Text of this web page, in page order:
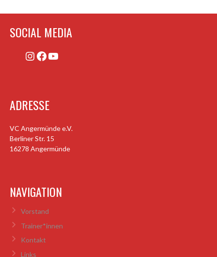
SOCIAL MEDIA
Instagram
Facebook
YouTube
ADRESSE
VC Angermünde e.V.
Berliner Str. 15
16278 Angermünde
NAVIGATION
Vorstand
Trainer*innen
Kontakt
Links